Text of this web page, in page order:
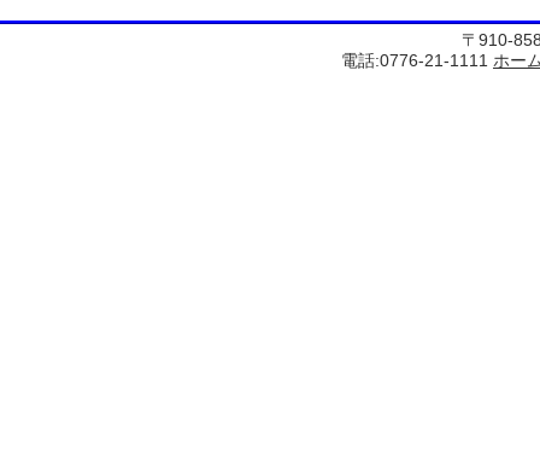
〒910-
電話:0776-21-1111 ホー